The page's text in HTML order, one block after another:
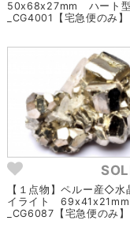
50x68x27mm ハート
_CG4001【宅急便のみ】
【１点物】ペルー産◇水
イライト
_CG6087【宅急便のみ】